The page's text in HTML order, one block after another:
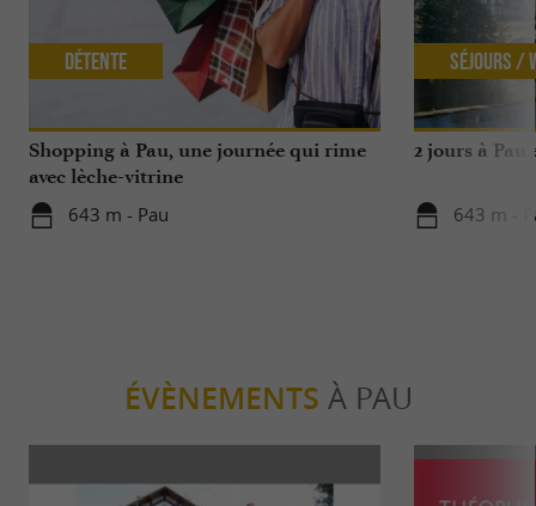
Shopping à Pau, une journée qui rime
avec lèche-vitrine
643 m - Pau
Détente
2 jours à
643 m -
Séjours /
ÉVÈNEMENTS À PAU